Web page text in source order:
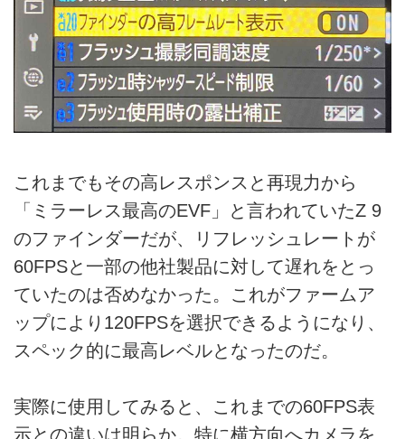
これまでもその高レスポンスと再現力から
「ミラーレス最高のEVF」と言われていたZ 9
のファインダーだが、リフレッシュレートが
60FPSと一部の他社製品に対して遅れをとっ
ていたのは否めなかった。これがファームア
ップにより120FPSを選択できるようになり、
スペック的に最高レベルとなったのだ。
実際に使用してみると、これまでの60FPS表
示との違いは明らか。特に横方向へカメラを